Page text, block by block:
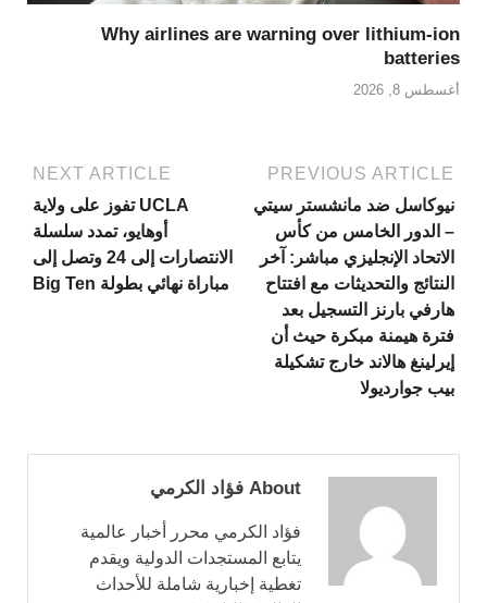
Why airlines are warning over lithium-ion
batteries
أغسطس 8, 2026
PREVIOUS ARTICLE
نيوكاسل ضد مانشستر سيتي
– الدور الخامس من كأس
الاتحاد الإنجليزي مباشر: آخر
النتائج والتحديثات مع افتتاح
هارفي بارنز التسجيل بعد
فترة هيمنة مبكرة حيث أن
إيرلينغ هالاند خارج تشكيلة
بيب جوارديولا
NEXT ARTICLE
UCLA تفوز على ولاية
أوهايو، تمدد سلسلة
الانتصارات إلى 24 وتصل إلى
مباراة نهائي بطولة Big Ten
About فؤاد الكرمي
فؤاد الكرمي محرر أخبار عالمية
يتابع المستجدات الدولية ويقدم
تغطية إخبارية شاملة للأحداث